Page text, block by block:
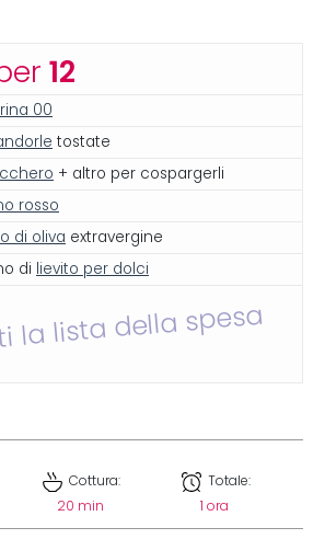
12
00
tostate
+ altro per cospargerli
rosso
di oliva extravergine
di lievito per dolci
la lista della spesa
Cottura:
20 min
Totale:
1 ora